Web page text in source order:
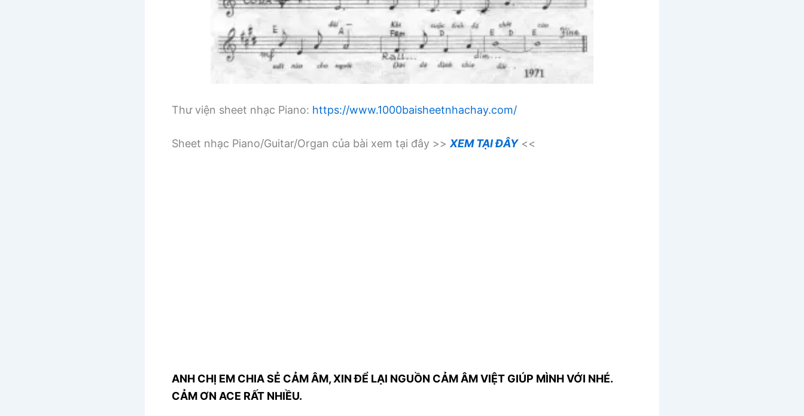
Thư viện sheet nhạc Piano: https://www.1000baisheetnhachay.com/
Sheet nhạc Piano/Guitar/Organ của bài xem tại đây >> XEM TẠI ĐÂY<<
ANH CHỊ EM CHIA SẺ CẢM ÂM, XIN ĐỂ LẠI NGUỒN CẢM ÂM VIỆT GIÚP MÌNH VỚI NHÉ.
CẢM ƠN ACE RẤT NHIỀU.